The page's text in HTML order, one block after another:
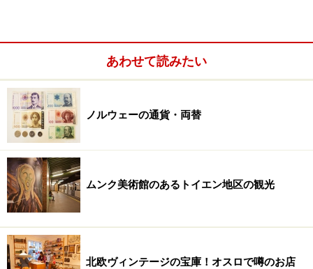
アーケシュフ―ス城付近から見渡す、オスロ市庁舎とオス
ロ・フィヨルド
人口約61万人の首都オスロ。人気の観光スポットは、大
通りカール・ヨハン通り、美術館、ヴァイキング船博物
館、王宮、国立美術館、ノーベル平和賞の授与式が開催
されるオスロ市庁舎などです。芸術作品にたっぷりと浸
ることのできる都市です。
あわせて読みたい
ノルウェーの通貨・両替
ムンク美術館のあるトイエン地区の観光
北欧ヴィンテージの宝庫！オスロで噂のお店